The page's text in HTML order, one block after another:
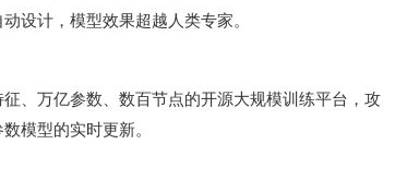
设计，模型效果超越人类专家。
、万亿参数、数百节点的开源大规模训练平台，攻
模型的实时更新。